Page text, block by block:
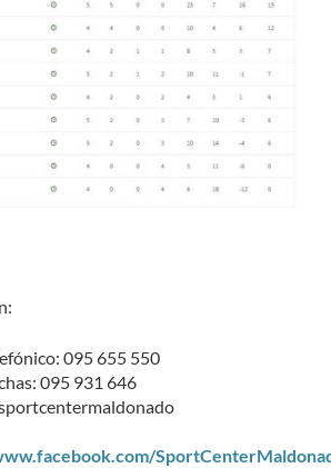
095 655 550
095 931 646